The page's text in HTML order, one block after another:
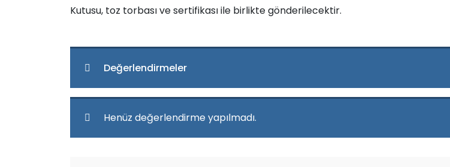
Kutusu, toz torbası ve sertifikası ile birlikte gönderilecektir.
Değerlendirmeler
Henüz değerlendirme yapılmadı.